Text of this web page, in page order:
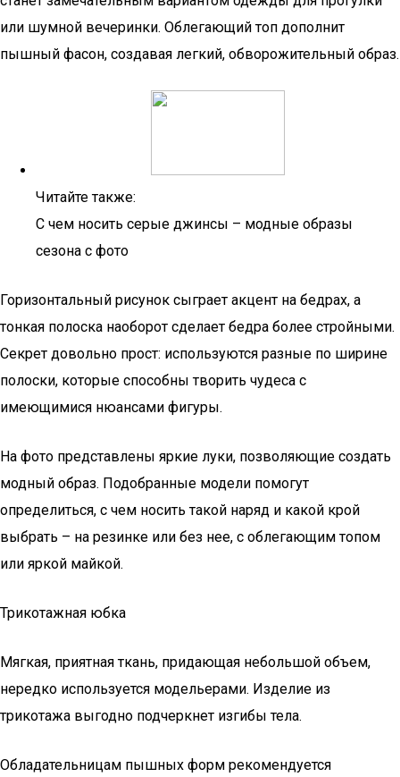
или шумной вечеринки. Облегающий топ дополнит
пышный фасон, создавая легкий, обворожительный образ.
Читайте также:
С чем носить серые джинсы – модные образы
сезона с фото
Горизонтальный рисунок сыграет акцент на бедрах, а
тонкая полоска наоборот сделает бедра более стройными.
Секрет довольно прост: используются разные по ширине
полоски, которые способны творить чудеса с
имеющимися нюансами фигуры.
На фото представлены яркие луки, позволяющие создать
модный образ. Подобранные модели помогут
определиться, с чем носить такой наряд и какой крой
выбрать – на резинке или без нее, с облегающим топом
или яркой майкой.
Трикотажная юбка
Мягкая, приятная ткань, придающая небольшой объем,
нередко используется модельерами. Изделие из
трикотажа выгодно подчеркнет изгибы тела.
Обладательницам пышных форм рекомендуется